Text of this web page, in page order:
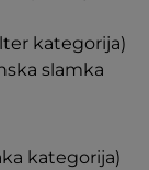
kategorija)
slamka
kategorija)